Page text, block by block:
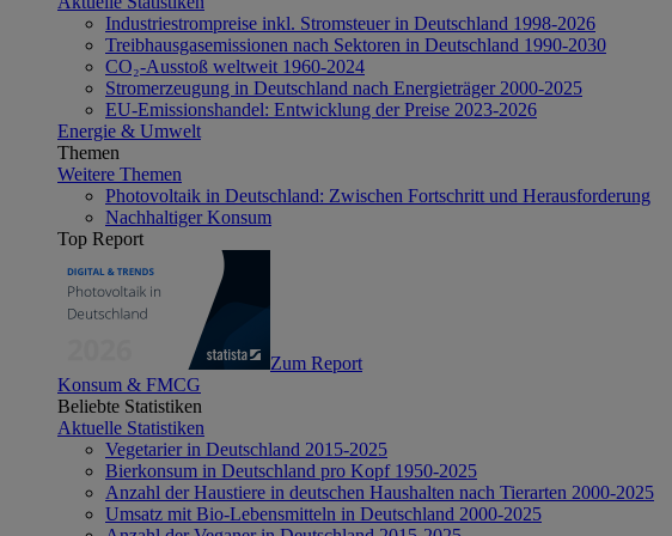
Industriestrompreise inkl. Stromsteuer in Deutschland 1998-2026
Treibhausgasemissionen nach Sektoren in Deutschland 1990-2030
CO₂-Ausstoß weltweit 1960-2024
Stromerzeugung in Deutschland nach Energieträger 2000-2025
EU-Emissionshandel: Entwicklung der Preise 2023-2026
Energie & Umwelt
Themen
Weitere Themen
Photovoltaik in Deutschland: Zwischen Fortschritt und Herausforderung
Nachhaltiger Konsum
Top Report
Zum Report
Konsum & FMCG
Beliebte Statistiken
Aktuelle Statistiken
Vegetarier in Deutschland 2015-2025
Bierkonsum in Deutschland pro Kopf 1950-2025
Anzahl der Haustiere in deutschen Haushalten nach Tierarten 2000-2025
Umsatz mit Bio-Lebensmitteln in Deutschland 2000-2025